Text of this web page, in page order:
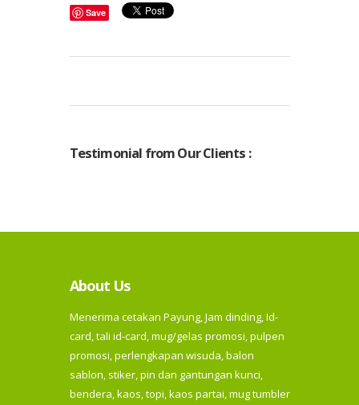
Save
Testimonial from Our Clients :
About Us
Menerima cetakan Payung, Jam dinding, Id-
card, tali id-card, mug/gelas promosi, pulpen
promosi, perlengkapan wisuda, balon
sablon, stiker, pin dan gantungan kunci,
bendera, kaos, topi, kaos partai, mug tumbler